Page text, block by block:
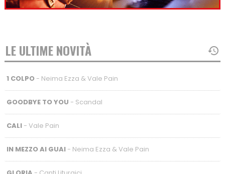
LE ULTIME NOVITÀ
1 COLPO- Neima Ezza & Vale Pain
GOODBYE TO YOU - Scandal
CALI- Vale Pain
IN MEZZO AI GUAI- Neima Ezza & Vale Pain